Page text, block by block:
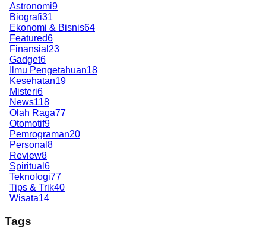
Astronomi9
Biografi31
Ekonomi & Bisnis64
Featured6
Finansial 23
Gadget6
Ilmu Pengetahuan18
Kesehatan19
Misteri6
News118
Olah Raga77
Otomotif9
Pemrograman20
Personal 8
Review8
Spiritual 6
Teknologi77
Tips & Trik40
Wisata14
Tags